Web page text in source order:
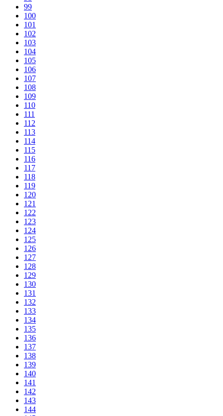
99
100
101
102
103
104
105
106
107
108
109
110
111
112
113
114
115
116
117
118
119
120
121
122
123
124
125
126
127
128
129
130
131
132
133
134
135
136
137
138
139
140
141
142
143
144